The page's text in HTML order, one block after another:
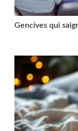
Gencives qui